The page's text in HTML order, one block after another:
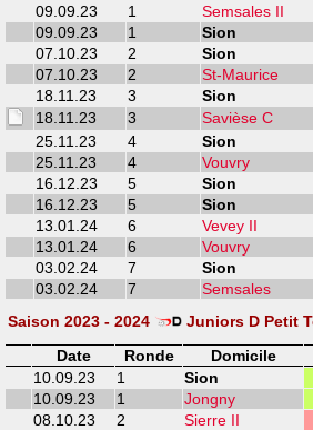
09.09.23
1 Semsales II
09.09.23
1 Sion
07.10.23
2 Sion
07.10.23
2 St-Maurice
18.11.23
3 Sion
18.11.23
3 Savièse C
25.11.23
4 Sion
25.11.23
4 Vouvry
16.12.23
5 Sion
16.12.23
5 Sion
13.01.24
6 Vevey II
13.01.24
6 Vouvry
03.02.24
7 Sion
03.02.24
7 Semsales
Saison 2023 - 2024
Juniors D Petit
Date
Ronde Domicile
10.09.23
1 Sion
10.09.23
1 Jongny
08.10.23
2 Sierre II